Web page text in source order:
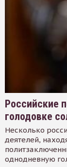
Российские
голодовке
Несколько
деятелей,
однодневную